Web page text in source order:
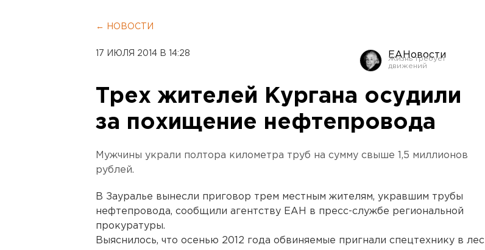
← НОВОСТИ
17 ИЮЛЯ 2014 В 14:28 ЕАНовости
Трех жителей Кургана осудили
за похищение нефтепровода
Мужчины украли полтора километра труб на сумму свыше 1,5 миллионов
рублей.
В Зауралье вынесли приговор трем местным жителям, укравшим трубы
нефтепровода, сообщили агентству ЕАН в пресс-службе региональной
прокуратуры.
Выяснилось, что осенью 2012 года обвиняемые пригнали спецтехнику в лес